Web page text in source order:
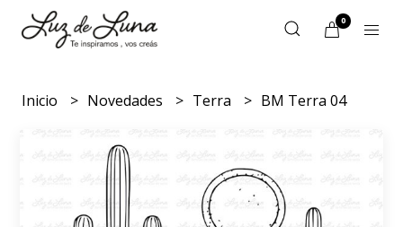
0
Inicio Novedades Terra BM Terra 04